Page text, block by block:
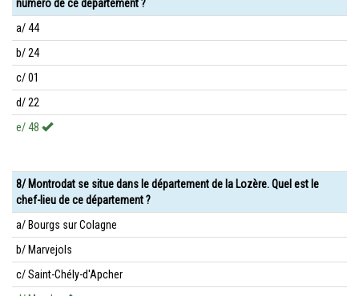
numéro de ce département ?
a/ 44
b/ 24
c/ 01
d/ 22
e/ 48
8/ Montrodat se situe dans le département de la Lozère. Quel est le
chef-lieu de ce département ?
a/ Bourgs sur Colagne
b/ Marvejols
c/ Saint-Chély-d'Apcher